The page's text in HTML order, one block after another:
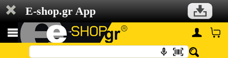
E-shop.gr App